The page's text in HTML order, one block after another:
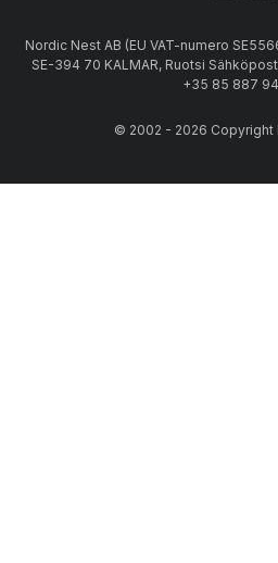
Nordic Nest AB (EU VAT-numero
SE-394 70 KALMAR, Ruotsi
+35 85 887
© 2002 - 2026 Copyright